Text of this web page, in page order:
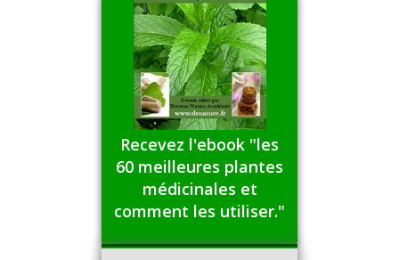
Recevez l'ebook "les
60 meilleures plantes
médicinales et
comment les utiliser."